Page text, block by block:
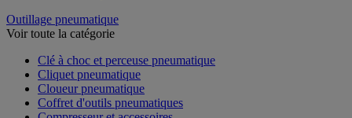
Outillage pneumatique
Voir toute la catégorie
Clé à choc et perceuse pneumatique
Cliquet pneumatique
Cloueur pneumatique
Coffret d'outils pneumatiques